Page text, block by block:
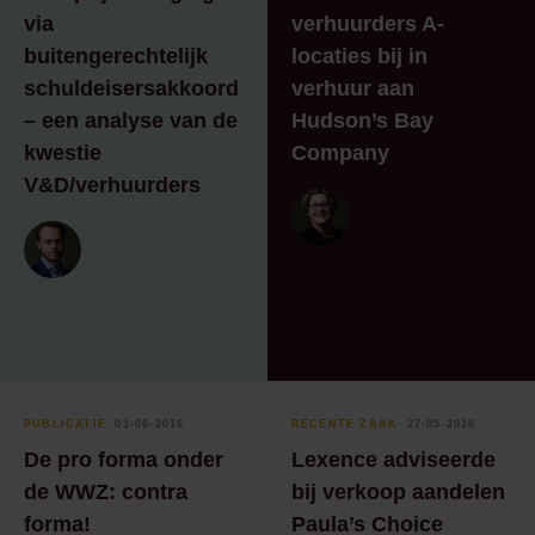
via
buitengerechtelijk
schuldeisersakkoord
– ​een analyse van de
kwestie
V&D/verhuurders
verhuurders A-
locaties bij in
verhuur aan
Hudson’s Bay
Company
PUBLICATIE ⸱ 01-06-2016
De pro forma onder
de WWZ: contra
forma!
RECENTE ZAAK ⸱ 27-05-2016
Lexence adviseerde
bij verkoop aandelen
Paula’s Choice